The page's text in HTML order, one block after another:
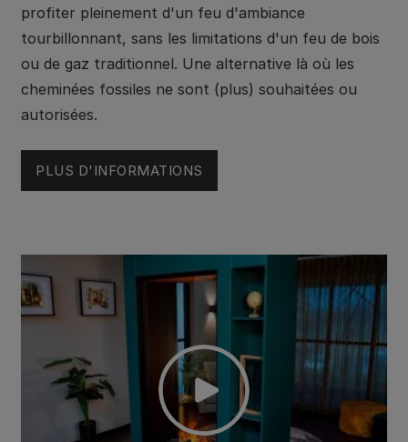
profiter pleinement d'un feu d'ambiance
tourbillonnant, sans les limitations d'un feu de bois
ou de gaz traditionnel. Une alternative là où les
cheminées fossiles ne sont (plus) souhaitées ou
autorisées.
PLUS D'INFORMATIONS